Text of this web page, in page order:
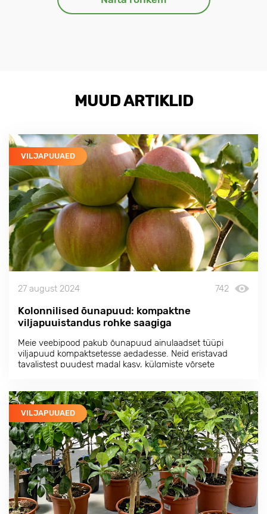
MUUD ARTIKLID
VILJAPUUAED
27 august 2024 742
Kolonnilised õunapuud: kompaktne
viljapuuistandus rohke saagiga
Meie veebipood pakub õunapuud ainulaadset tüüpi
viljapuud kompaktsetesse aedadesse. Neid eristavad
tavalistest puudest madal kasv, külgmiste võrsete
VILJAPUUAED